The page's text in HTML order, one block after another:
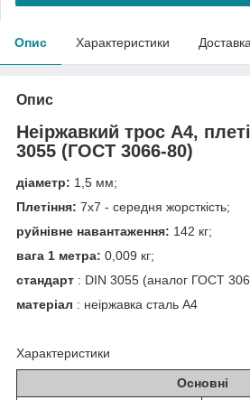
Опис Характеристики Доставка
Опис
Неіржавкий трос А4,
3055 (ГОСТ 3066-80)
діаметр: 1,5 мм;
Плетіння: 7х7 - середня жорсткість;
руйнівне навантаження: 142 кг;
вага 1 метра: 0,009 кг;
стандарт : DIN 3055 (аналог ГОСТ
матеріал : неіржавка сталь А4
Характеристики
Основні